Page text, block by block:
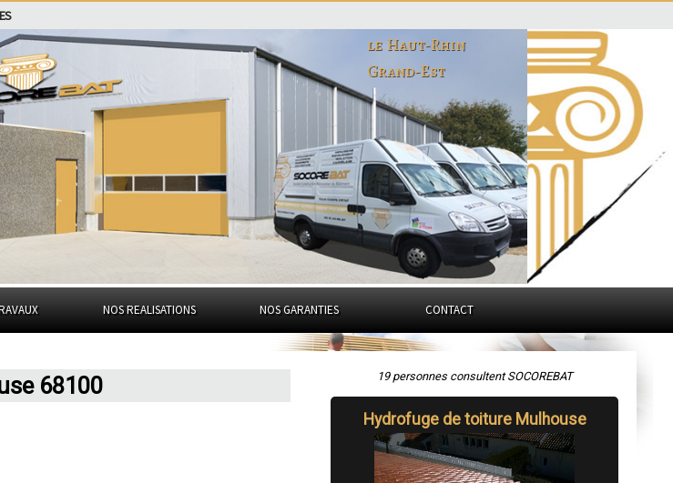
le Haut-Rhin
Grand-Est
NOS REALISATIONS NOS GARANTIES CONTACT
68100 19 personnes consultent SOCOREBAT
Hydrofuge de toiture Mulhouse